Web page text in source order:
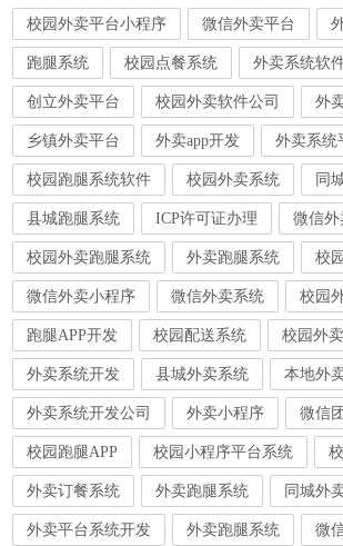
校园外卖平台小程序 微信外卖平台
跑腿系统 校园点餐系统 外卖系统软
创立外卖平台 校园外卖软件公司 外
乡镇外卖平台 外卖app开发 外卖系统
校园跑腿系统软件 校园外卖系统 同
县城跑腿系统 ICP许可证办理 微信
校园外卖跑腿系统 外卖跑腿系统 校
微信外卖小程序 微信外卖系统 校园
跑腿APP开发 校园配送系统 校园外
外卖系统开发 县城外卖系统 本地外
外卖系统开发公司 外卖小程序 微信
校园跑腿APP 校园小程序平台系统
外卖订餐系统 外卖跑腿系统 同城外
外卖平台系统开发 外卖跑腿系统 微